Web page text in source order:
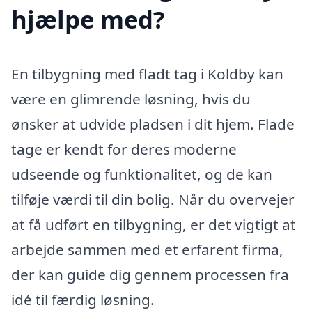
hjælpe med?
En tilbygning med fladt tag i Koldby kan
være en glimrende løsning, hvis du
ønsker at udvide pladsen i dit hjem. Flade
tage er kendt for deres moderne
udseende og funktionalitet, og de kan
tilføje værdi til din bolig. Når du overvejer
at få udført en tilbygning, er det vigtigt at
arbejde sammen med et erfarent firma,
der kan guide dig gennem processen fra
idé til færdig løsning.